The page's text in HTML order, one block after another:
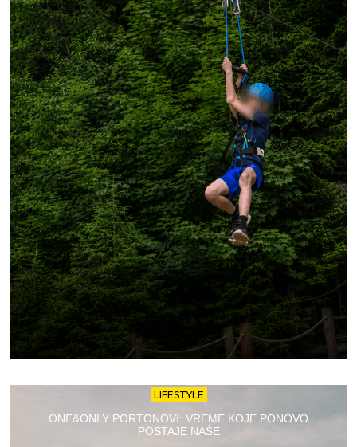
LIFESTYLE
ONE&ONLY PORTONOVI: VREME KOJE PONOVO
POSTAJE NAŠE